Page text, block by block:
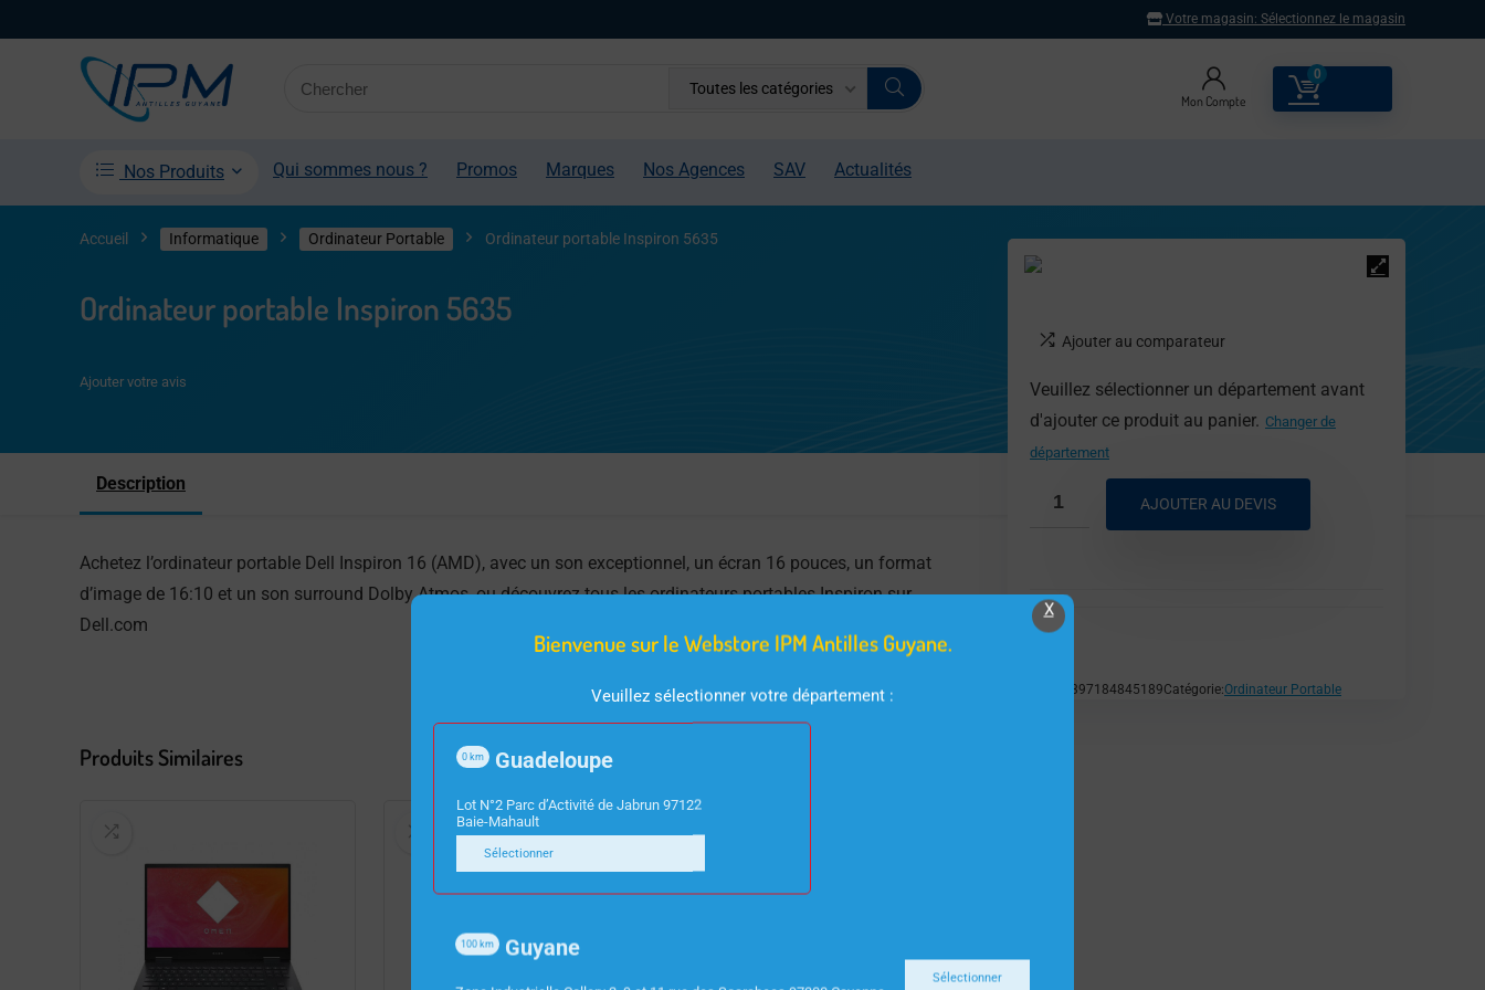
Votre magasin: Sélectionnez le magasin
Toutes les catégories
Mon Compte
0
Nos Produits Qui sommes nous ? Promos Marques Nos Agences SAV Actualités
Accueil Informatique Ordinateur Portable Ordinateur portable Inspiron 5635
Ordinateur portable Inspiron 5635
Ajouter au comparateur
Veuillez sélectionner un département avant
d'ajouter ce produit au panier. Changer de
département
AJOUTER AU DEVIS
5397184845189Catégorie:Ordinateur Portable
Ajouter votre avis
Description
Achetez l’ordinateur portable Dell Inspiron 16 (AMD), avec un son exceptionnel, un écran 16 pouces, un format
d’image de 16:10 et un son surround Dolby Atmos, ou découvrez tous les ordinateurs portables Inspiron sur
Dell.com
Produits Similaires
X
Bienvenue sur le Webstore IPM Antilles Guyane.
Veuillez sélectionner votre département :
Guadeloupe
0 km
Lot N°2 Parc d’Activité de Jabrun 97122
Baie-Mahault
Sélectionner
Guyane
100 km
Sélectionner